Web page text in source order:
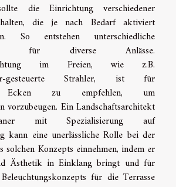
die Einrichtung verschiedener
die je nach Bedarf aktiviert
So entstehen unterschiedliche
für diverse Anlässe.
im Freien, wie z.B.
gesteuerte Strahler, ist für
Ecken zu empfehlen, um
vorzubeugen. Ein Landschaftsarchitekt
mit Spezialisierung auf
kann eine unerlässliche Rolle bei der
solchen Konzepts einnehmen, indem er
Ästhetik in Einklang bringt und für
für die Terrasse